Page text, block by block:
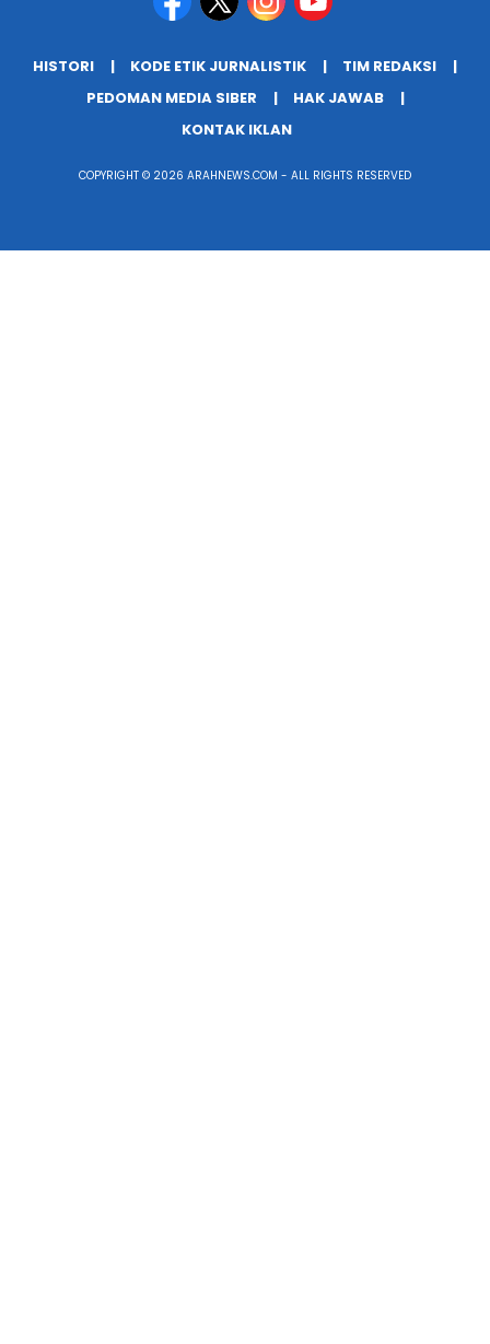
HISTORI KODE ETIK JURNALISTIK
TIM REDAKSI
PEDOMAN MEDIA SIBER
HAK JAWAB
KONTAK IKLAN
COPYRIGHT © 2026 ARAHNEWS.COM - ALL RIGHTS RESERVED